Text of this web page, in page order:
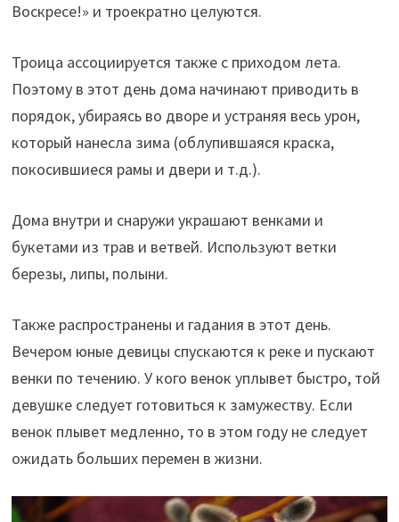
Воскресе!» и троекратно целуются.
Троица ассоциируется также с приходом лета.
Поэтому в этот день дома начинают приводить в
порядок, убираясь во дворе и устраняя весь урон,
который нанесла зима (облупившаяся краска,
покосившиеся рамы и двери и т.д.).
Дома внутри и снаружи украшают венками и
букетами из трав и ветвей. Используют ветки
березы, липы, полыни.
Также распространены и гадания в этот день.
Вечером юные девицы спускаются к реке и пускают
венки по течению. У кого венок уплывет быстро, той
девушке следует готовиться к замужеству. Если
венок плывет медленно, то в этом году не следует
ожидать больших перемен в жизни.